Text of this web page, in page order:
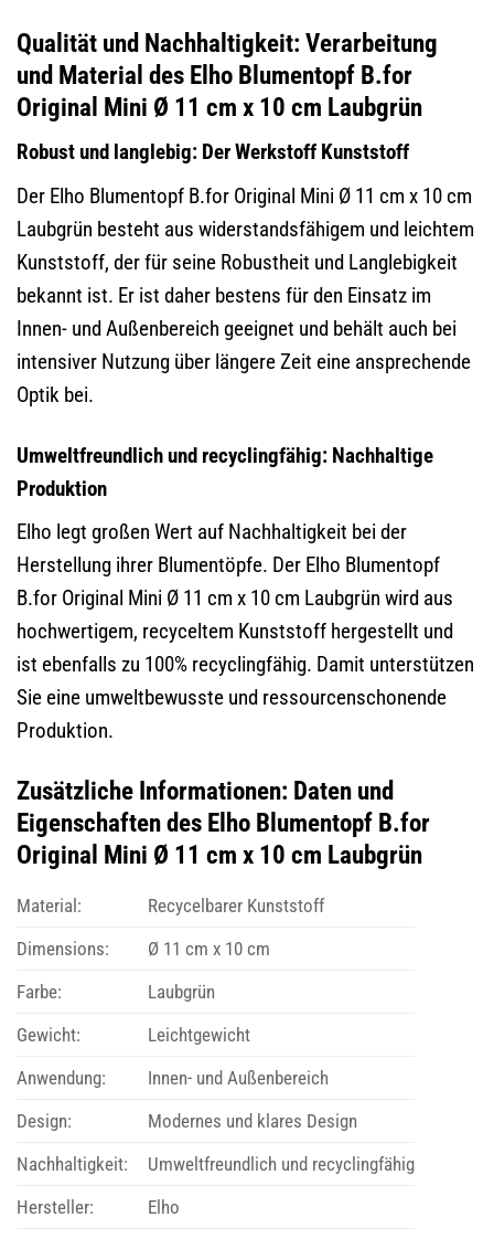
Qualität und Nachhaltigkeit: Verarbeitung
und Material des Elho Blumentopf B.for
Original Mini Ø 11 cm x 10 cm Laubgrün
Robust und langlebig: Der Werkstoff Kunststoff
Der Elho Blumentopf B.for Original Mini Ø 11 cm x 10 cm
Laubgrün besteht aus widerstandsfähigem und leichtem
Kunststoff, der für seine Robustheit und Langlebigkeit
bekannt ist. Er ist daher bestens für den Einsatz im
Innen- und Außenbereich geeignet und behält auch bei
intensiver Nutzung über längere Zeit eine ansprechende
Optik bei.
Umweltfreundlich und recyclingfähig: Nachhaltige
Produktion
Elho legt großen Wert auf Nachhaltigkeit bei der
Herstellung ihrer Blumentöpfe. Der Elho Blumentopf
B.for Original Mini Ø 11 cm x 10 cm Laubgrün wird aus
hochwertigem, recyceltem Kunststoff hergestellt und
ist ebenfalls zu 100% recyclingfähig. Damit unterstützen
Sie eine umweltbewusste und ressourcenschonende
Produktion.
Zusätzliche Informationen: Daten und
Eigenschaften des Elho Blumentopf B.for
Original Mini Ø 11 cm x 10 cm Laubgrün
Material:
Recycelbarer Kunststoff
Dimensions:
Ø 11 cm x 10 cm
Farbe:
Laubgrün
Gewicht:
Leichtgewicht
Anwendung:
Innen- und Außenbereich
Design:
Modernes und klares Design
Nachhaltigkeit:
Umweltfreundlich und recyclingfähig
Hersteller:
Elho